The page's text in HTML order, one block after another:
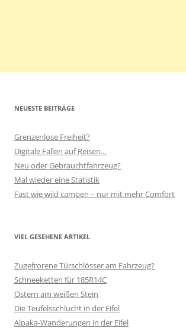
NEUESTE BEITRÄGE
Grenzenlose Freiheit?
Digitale Fallen auf Reisen…
Neu oder Gebrauchtfahrzeug?
Mal wieder eine Statistik
Fast wie wild campen – nur mit mehr Comfort
VIEL GESEHENE ARTIKEL
Zugefrorene Türschlösser am Fahrzeug?
Schneeketten für 185R14C
Ostern am weißen Stein
Die Teufelsschlucht in der Eifel
Alpaka-Wanderungen in der Eifel